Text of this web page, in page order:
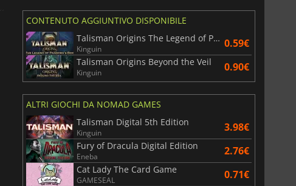
6.75€
Total War WARHAMMER 3
15.48
CONTENUTO AGGIUNTIVO DISPONIBILE
Talisman Origins The Legend of Pandora's Box
Kinguin 0.59€
Talisman Origins Beyond the Veil
Kinguin 0.90€
ALTRI GIOCHI DA NOMAD GAMES
Talisman Digital 5th Edition
Kinguin 3.98€
Fury of Dracula Digital Edition
Eneba 2.76€
Cat Lady The Card Game
GAMESEAL 0.71€